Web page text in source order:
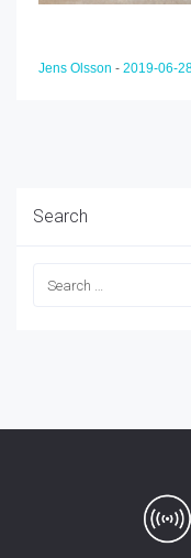
Jens Olsson - 2019-06-
Search